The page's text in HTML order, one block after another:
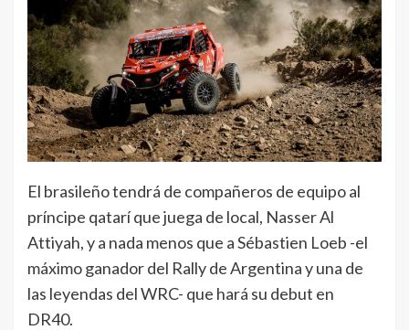
El brasileño tendrá de compañeros de equipo al
príncipe qatarí que juega de local, Nasser Al
Attiyah, y a nada menos que a Sébastien Loeb -el
máximo ganador del Rally de Argentina y una de
las leyendas del WRC- que hará su debut en
DR40.